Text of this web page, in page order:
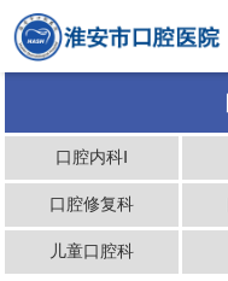
医院概况
新闻中心
口腔健康
口腔内科Ⅰ
口腔修复科
儿童口腔科